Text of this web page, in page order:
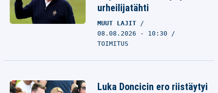
urheilijatähti
MUUT LAJIT
08.08.2026 - 10:30
TOIMITUS
Luka Doncicin ero riistäytyi